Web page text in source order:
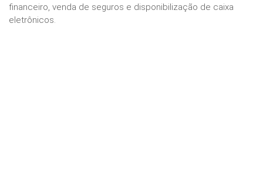
financeiro, venda de seguros e disponibilização de caixa
eletrônicos.